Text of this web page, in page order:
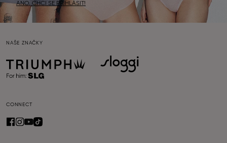
ANO, CHCI SE PŘIHLÁSIT!
NAŠE ZNAČKY
CONNECT